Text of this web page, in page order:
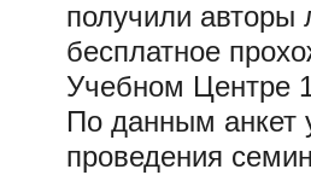
получили авторы
бесплатное
Учебном Центре
По данным анкет
проведения